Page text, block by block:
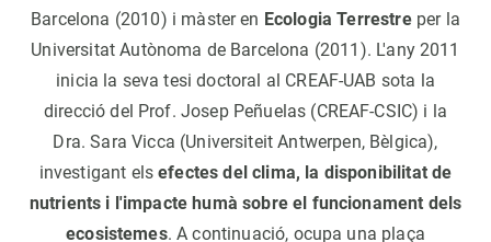
Barcelona (2010) i màster en Ecologia Terrestreper la
Universitat Autònoma de Barcelona (2011). L'any 2011
inicia la seva tesi doctoral al CREAF-UAB sota la
direcció del Prof. Josep Peñuelas (CREAF-CSIC) i la
Dra. Sara Vicca (Universiteit Antwerpen, Bèlgica),
investigant elsefectes del clima, la disponibilitat de
nutrients i l'impacte humà sobre el funcionament dels
ecosistemes. A continuació, ocupa una plaça